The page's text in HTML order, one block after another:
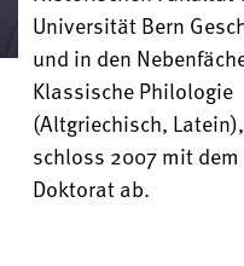
Universität Bern
und in den
Klassische Philologie
(Altgriechisch,
schloss 2007 mit dem
Doktorat ab.